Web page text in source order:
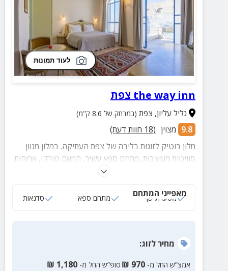
לעוד תמונות
the way inn צפת
גליל עליון, צפת (במרחק של 8.6 ק"מ)
9.8 מצוין (
18 חוות דעת)
מלון בוטיק לזוגות בליבה של צפת העתיקה. במלון מגוון
סוויטות מעוצבות, מתחם ספא עשיר, חמאם טורקי, ארוחות
שף עשירות וכמובן... נוף קסום מכל עבר.
מאפייני המתחם
מסעדת שף מתחם ספא סדנאות
מחירלזוג:
אמצ”ש החל מ- 970
₪ סופ”ש החל מ- 1,180
₪